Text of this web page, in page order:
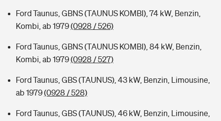
Ford Taunus, GBNS (TAUNUS KOMBI), 74 kW, Benzin,
Kombi, ab 1979(0928 / 526)
Ford Taunus, GBNS (TAUNUS KOMBI), 84 kW, Benzin,
Kombi, ab 1979(0928 / 527)
Ford Taunus, GBS (TAUNUS), 43 kW, Benzin, Limousine,
ab 1979(0928 / 528)
Ford Taunus, GBS (TAUNUS), 46 kW, Benzin, Limousine,